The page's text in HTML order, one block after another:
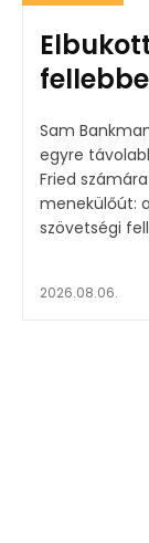
Sam
egyre távolabb
Fried
menekülőút:
szövetségi
2026.08.06.